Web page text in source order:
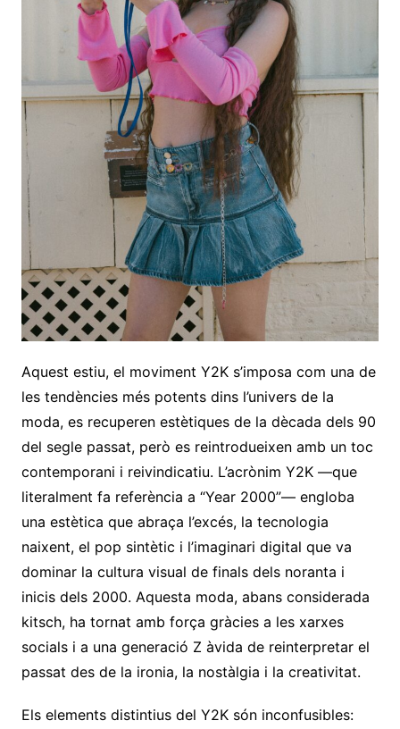
Aquest estiu, el moviment Y2K s’imposa com una de
les tendències més potents dins l’univers de la
moda, es recuperen estètiques de la dècada dels 90
del segle passat, però es reintrodueixen amb un toc
contemporani i reivindicatiu. L’acrònim Y2K —que
literalment fa referència a “Year 2000”— engloba
una estètica que abraça l’excés, la tecnologia
naixent, el pop sintètic i l’imaginari digital que va
dominar la cultura visual de finals dels noranta i
inicis dels 2000. Aquesta moda, abans considerada
kitsch, ha tornat amb força gràcies a les xarxes
socials i a una generació Z àvida de reinterpretar el
passat des de la ironia, la nostàlgia i la creativitat.
Els elements distintius del Y2K són inconfusibles: